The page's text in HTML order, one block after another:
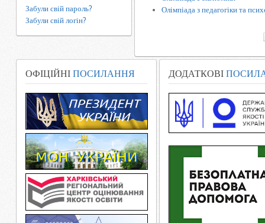
Олімпіада з педагогіки та
Забули свій пароль?
Забули свій логін?
ОФІЦІЙНІ ПОСИЛАННЯ ДОДАТКОВІ